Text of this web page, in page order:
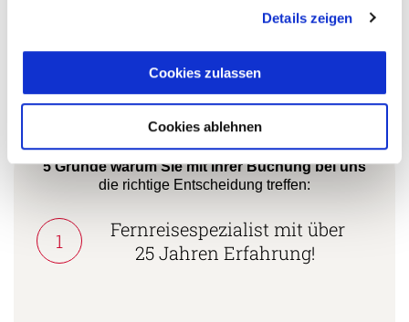
Details zeigen
Cookies zulassen
Cookies ablehnen
s.wachter@aventoura.de
5 Gründe warum Sie mit Ihrer Buchung bei uns
die richtige Entscheidung treffen:
1
Fernreisespezialist mit über
25 Jahren Erfahrung!